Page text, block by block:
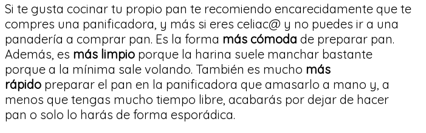
Si te gusta cocinar tu propio pan te recomiendo encarecidamente que te
compres una panificadora, y más si eres celiac@ y no puedes ir a una
panadería a comprar pan. Es la forma más cómoda de preparar pan.
Además, es más limpio porque la harina suele manchar bastante
porque a la mínima sale volando. También es mucho más
rápido preparar el pan en la panificadora que amasarlo a mano y, a
menos que tengas mucho tiempo libre, acabarás por dejar de hacer
pan o solo lo harás de forma esporádica.